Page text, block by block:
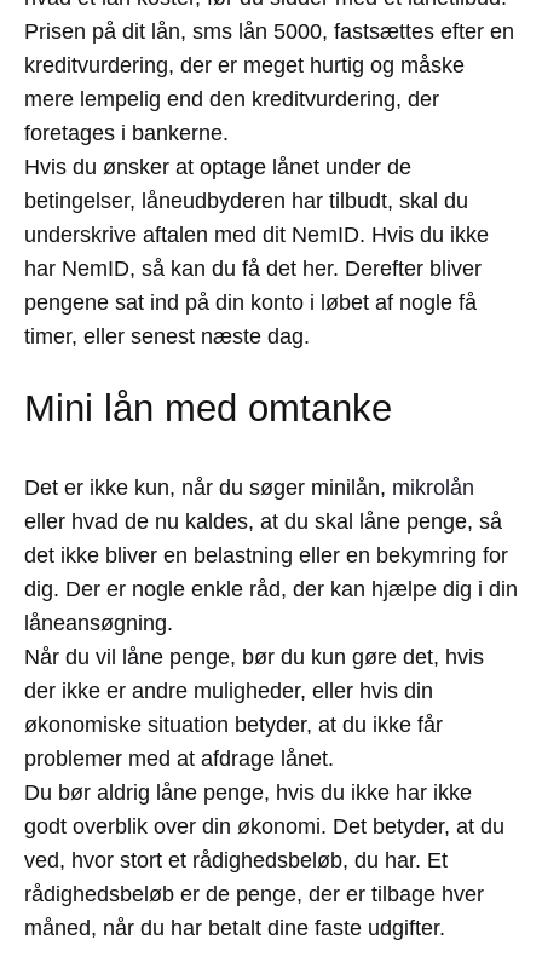
Prisen på dit lån, sms lån 5000, fastsættes efter en
kreditvurdering, der er meget hurtig og måske
mere lempelig end den kreditvurdering, der
foretages i bankerne.
Hvis du ønsker at optage lånet under de
betingelser, låneudbyderen har tilbudt, skal du
underskrive aftalen med dit NemID. Hvis du ikke
har NemID, så kan du få det her. Derefter bliver
pengene sat ind på din konto i løbet af nogle få
timer, eller senest næste dag.
Mini lån med omtanke
Det er ikke kun, når du søger minilån, mikrolån
eller hvad de nu kaldes, at du skal låne penge, så
det ikke bliver en belastning eller en bekymring for
dig. Der er nogle enkle råd, der kan hjælpe dig i din
låneansøgning.
Når du vil låne penge, bør du kun gøre det, hvis
der ikke er andre muligheder, eller hvis din
økonomiske situation betyder, at du ikke får
problemer med at afdrage lånet.
Du bør aldrig låne penge, hvis du ikke har ikke
godt overblik over din økonomi. Det betyder, at du
ved, hvor stort et rådighedsbeløb, du har. Et
rådighedsbeløb er de penge, der er tilbage hver
måned, når du har betalt dine faste udgifter.